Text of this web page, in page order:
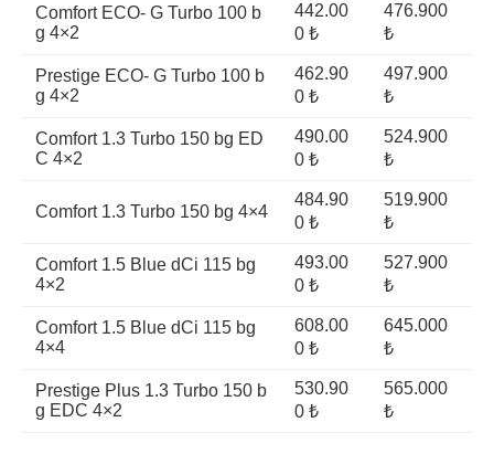
Comfort ECO- G Turbo 100 b
g 4×2
442.00
0 ₺
476.900
₺
Prestige ECO- G Turbo 100 b
g 4×2
462.90
0 ₺
497.900
₺
Comfort 1.3 Turbo 150 bg ED
C 4×2
490.00
0 ₺
524.900
₺
Comfort 1.3 Turbo 150 bg 4×4
484.90
0 ₺
519.900
₺
Comfort 1.5 Blue dCi 115 bg
4×2
493.00
0 ₺
527.900
₺
Comfort 1.5 Blue dCi 115 bg
4×4
608.00
0 ₺
645.000
₺
Prestige Plus 1.3 Turbo 150 b
g EDC 4×2
530.90
0 ₺
565.000
₺